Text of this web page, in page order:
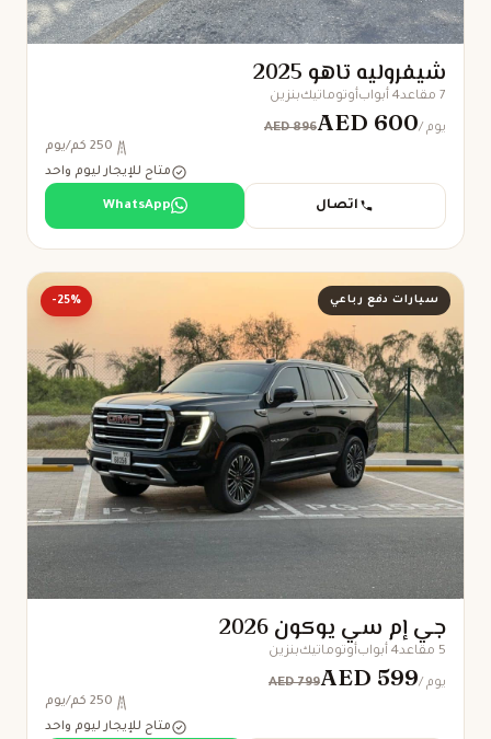
شيفروليه تاهو 2025
7 مقاعد 4 أبواب أوتوماتيكبنزين
AED 896AED 600 / يوم
250 كم/يوم
متاح للإيجار ليوم واحد
اتصال WhatsApp
سيارات دفع رباعي -25%
جي إم سي يوكون 2026
5 مقاعد 4 أبواب أوتوماتيكبنزين
AED 799AED 599 / يوم
250 كم/يوم
متاح للإيجار ليوم واحد